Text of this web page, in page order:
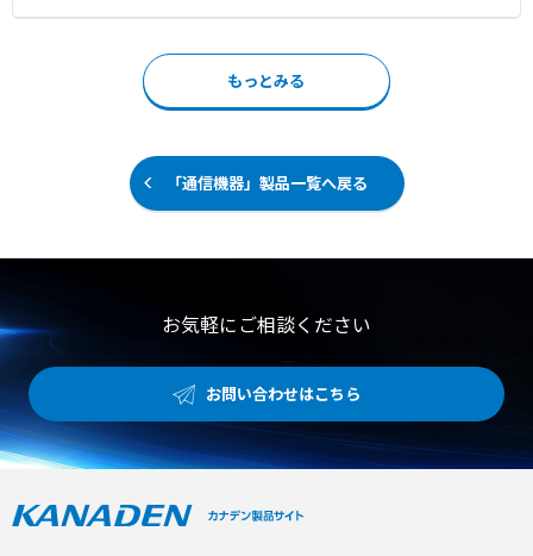
元コードや文字のダイレクトマーキング ●PLCやGOT採用
内蔵反転機（オプション）で両面印字対応および省スペー
ス利用 【用途・事例】 ●プリント基板上の任意位置への
シリアルナンバーや二次元コードの高速印字 ●トレーサビ
ションを活用した不良流出防止
折りやプレス方式における応力による実装部品（積層セラ
塵機を装置下部に内蔵することで省スペースでご利用いた
だけます。 【特徴】 ●低ストレスカットによる実装部品
の破損リスク軽減 ●集塵機内蔵による省スペース利用 ●X
事例】 ●複雑形状または多数個取りの基板分割 ●医療や
アミューズメント分野で需要のある曲線のカット
もっとみる
「通信機器」製品一覧へ戻る
お気軽にご相談ください
お問い合わせはこちら